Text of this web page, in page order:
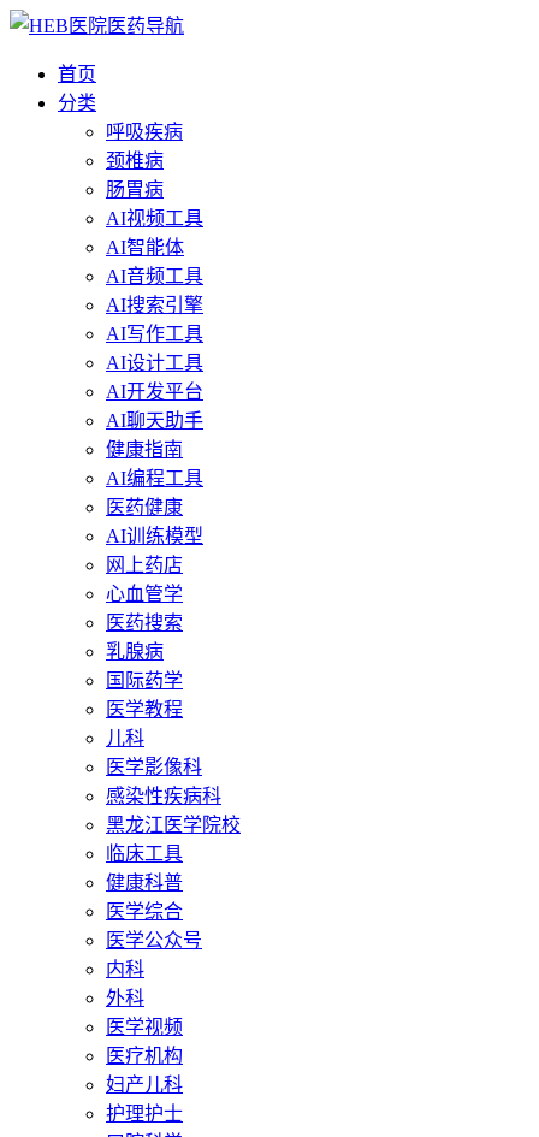
首页
分类
呼吸疾病
颈椎病
肠胃病
AI视频工具
AI智能体
AI音频工具
AI搜索引擎
AI写作工具
AI设计工具
AI开发平台
AI聊天助手
健康指南
AI编程工具
医药健康
AI训练模型
网上药店
心血管学
医药搜索
乳腺病
国际药学
医学教程
儿科
医学影像科
感染性疾病科
黑龙江医学院校
临床工具
健康科普
医学综合
医学公众号
内科
外科
医学视频
医疗机构
妇产儿科
护理护士